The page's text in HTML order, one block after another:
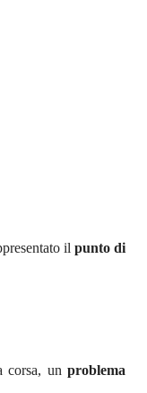
il punto di
corsa, unproblema